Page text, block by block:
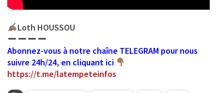
Loth HOUSSOU
Abonnez-vous à notre chaîne TELEGRAM pour nous
suivre 24h/24, en cliquant ici
https://t.me/latempeteinfos